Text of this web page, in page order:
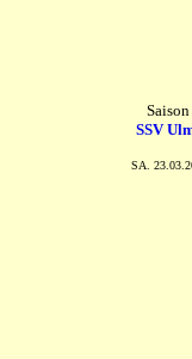
SSV
SA.